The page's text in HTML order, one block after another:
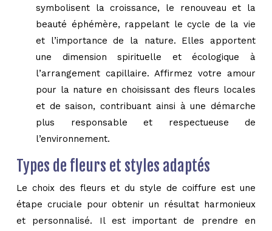
symbolisent la croissance, le renouveau et la
beauté éphémère, rappelant le cycle de la vie
et l’importance de la nature. Elles apportent
une dimension spirituelle et écologique à
l’arrangement capillaire. Affirmez votre amour
pour la nature en choisissant des fleurs locales
et de saison, contribuant ainsi à une démarche
plus responsable et respectueuse de
l’environnement.
Types de fleurs et styles adaptés
Le choix des fleurs et du style de coiffure est une
étape cruciale pour obtenir un résultat harmonieux
et personnalisé. Il est important de prendre en